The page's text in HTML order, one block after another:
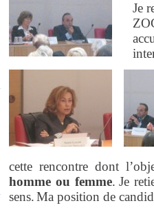
Je
cette rencontre dont
homme ou femme. Je
sens.Ma position de